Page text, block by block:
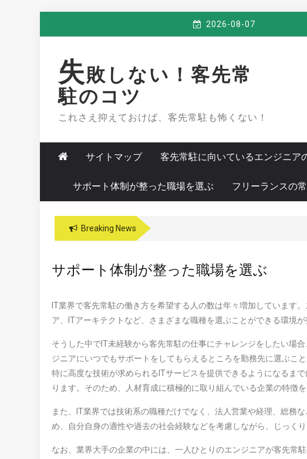
2026-08-07
失敗しない！客先常
駐のコツ
これさえ抑えておけば、客先常駐も怖くない！
サイトマップ 客先常駐に向いているエンジニア
サポート体制が整った職場を選ぶ フリーランスの
Breaking News
サポート体制が整った職場を選ぶ
IT業界で客先常駐の働き方を希望する人の数は年々増加しています
ア、ITアーキテクトなど、さまざまな職種を選ぶことができる環境が
そうした中でIT未経験から客先常駐の仕事にチャレンジをしたい場
ジニアにいつでもサポートをしてもらえるところを勤務先に選ぶこと
特に高度な技術が求められるITサービスを提供できるようになるま
ります。そのため、人材育成に積極的に取り組んでいる企業の特徴
また、IT業界では技術系の職種だけでなく、法人営業や経理、総務
め、自分自身の適性や過去の社会経験などを考慮しながら、じっく
なお、業界大手の企業の中には、一人ひとりのエンジニアが客先常